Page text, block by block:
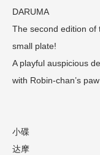
DARUMA
The second edition of
small plate!
A playful auspicious
with Robin-chan’s
小碟
达摩